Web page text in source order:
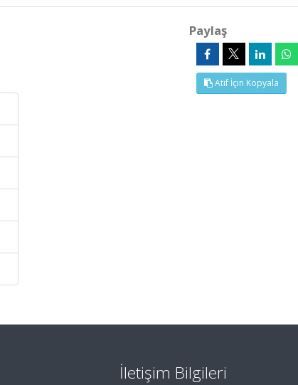
Paylaş
Atıf İçin Kopyala
İletişim Bilgileri